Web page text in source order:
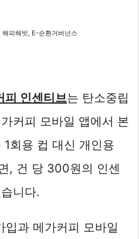
해피해빗, E-순환거버넌스
피 인센티브는 탄소중립
커피 모바일 앱에서 본
회용 컵 대신 개인용
, 건 당 300원의 인센
니다.
입과 메가커피 모바일